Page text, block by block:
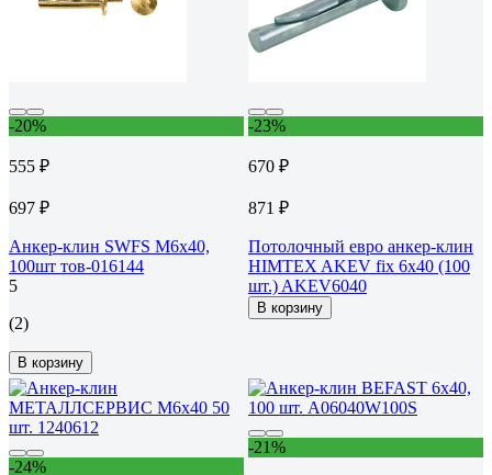
-20%
555 ₽
697 ₽
Анкер-клин SWFS М6х40,
100шт тов-016144
5
(2)
В корзину
-23%
670 ₽
871 ₽
Потолочный евро анкер-клин
HIMTEX AKEV fix 6x40 (100
шт.) AKEV6040
В корзину
-24%
-21%